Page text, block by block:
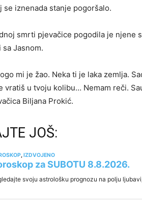
se iznenada stanje pogoršalo.
smrti pjevačice pogodila je njene
Jasnom.
mi je žao. Neka ti je laka zemlja.
vratiš u tvoju kolibu… Nemam reči.
Biljana Prokić.
JOŠ: